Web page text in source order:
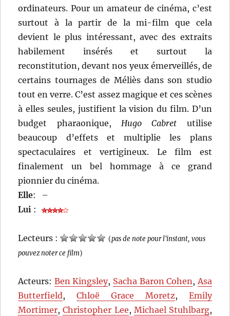
ordinateurs. Pour un amateur de cinéma, c’est
surtout à la partir de la mi-film que cela
devient le plus intéressant, avec des extraits
habilement insérés et surtout la
reconstitution, devant nos yeux émerveillés, de
certains tournages de Méliès dans son studio
tout en verre. C’est assez magique et ces scènes
à elles seules, justifient la vision du film. D’un
budget pharaonique, Hugo Cabret utilise
beaucoup d’effets et multiplie les plans
spectaculaires et vertigineux. Le film est
finalement un bel hommage à ce grand
pionnier du cinéma.
Elle:
–
Lui :
Lecteurs : (pas de note pour l'instant, vous
pouvez noter ce film)
Acteurs: Ben Kingsley, Sacha Baron Cohen,Asa
Butterfield,Chloë Grace Moretz, Emily
Mortimer,Christopher Lee, Michael Stuhlbarg,